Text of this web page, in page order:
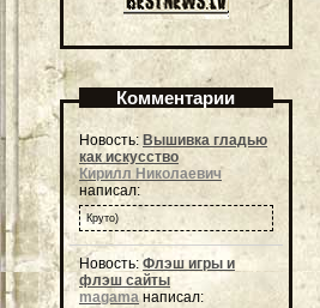
Комментарии
Новость: Вышивка гладью
как искусство
Кирилл Николаевич
написал:
Круто)
Новость: Флэш игры и
флэш сайты
magama написал: